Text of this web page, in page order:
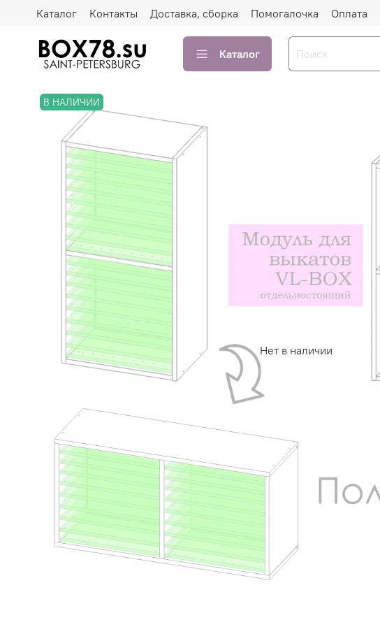
Каталог Контакты Доставка, сборка Помогалочка Оплата
Каталог
Нет в наличии
В НАЛИЧИИ